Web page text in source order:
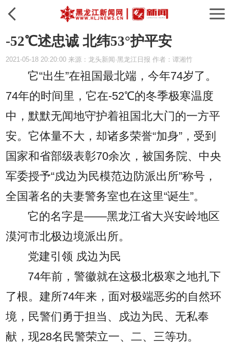
-52℃述忠诚 北纬53°护平安
2021-05-18 20:20:00 来源：龙头新闻·黑龙江日报 作者：谭湘竹
它“出生”在祖国最北端，今年74岁了。
74年的时间里，它在-52℃的冬季极寒温度
中，默默无闻地守护着祖国北大门的一方平
安。它体量不大，却诸多荣誉“加身”，受到
国家和省部级表彰70余次，被国务院、中央
军委授予“戍边为民模范边防派出所”称号，
全国著名的夫妻警务室也在这里“诞生”。
它的名字是——黑龙江省大兴安岭地区
漠河市北极边境派出所。
党建引领 戍边为民
74年前，警徽就在这极北极寒之地扎下
了根。建所74年来，面对极端恶劣的自然环
境，民警们勇于担当、戍边为民、无私奉
献，现28名民警荣立一、二、三等功。